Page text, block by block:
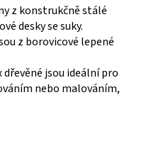
z konstrukčně stálé
desky se suky.
z borovicové lepené
jsou ideální pro
nebo malováním,